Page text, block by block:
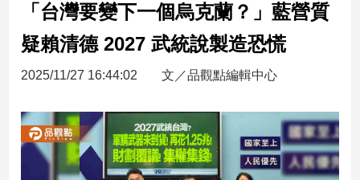
台
財
新
產
經/
「台灣要變下一個烏克蘭？」藍營質
疑賴清德 2027 武統說製造恐慌
2025/11/27 16:44:02 文／品觀點編輯中心